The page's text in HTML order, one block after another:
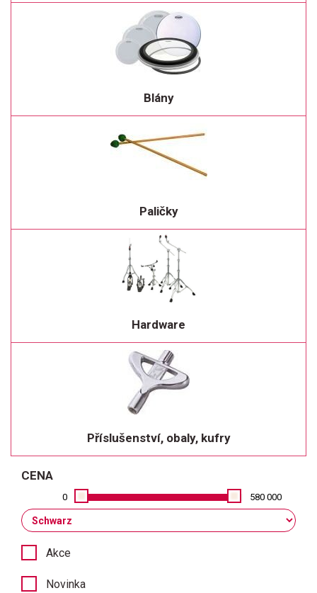
Blány
Paličky
Hardware
Příslušenství, obaly, kufry
CENA
0 580 000
Akce
Novinka